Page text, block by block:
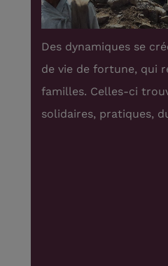
Des dynamiques se
de vie de fortune, qui
familles. Celles-ci
solidaires, pratiques,